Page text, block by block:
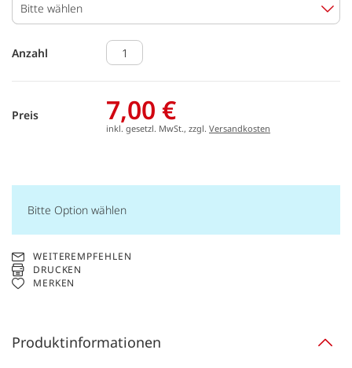
Bitte wählen
Anzahl
Preis 7,00 €
inkl. gesetzl. MwSt., zzgl. Versandkosten
Bitte Option wählen
WEITEREMPFEHLEN
DRUCKEN
MERKEN
Produktinformationen